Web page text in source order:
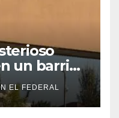
un barrio
EL FEDERAL